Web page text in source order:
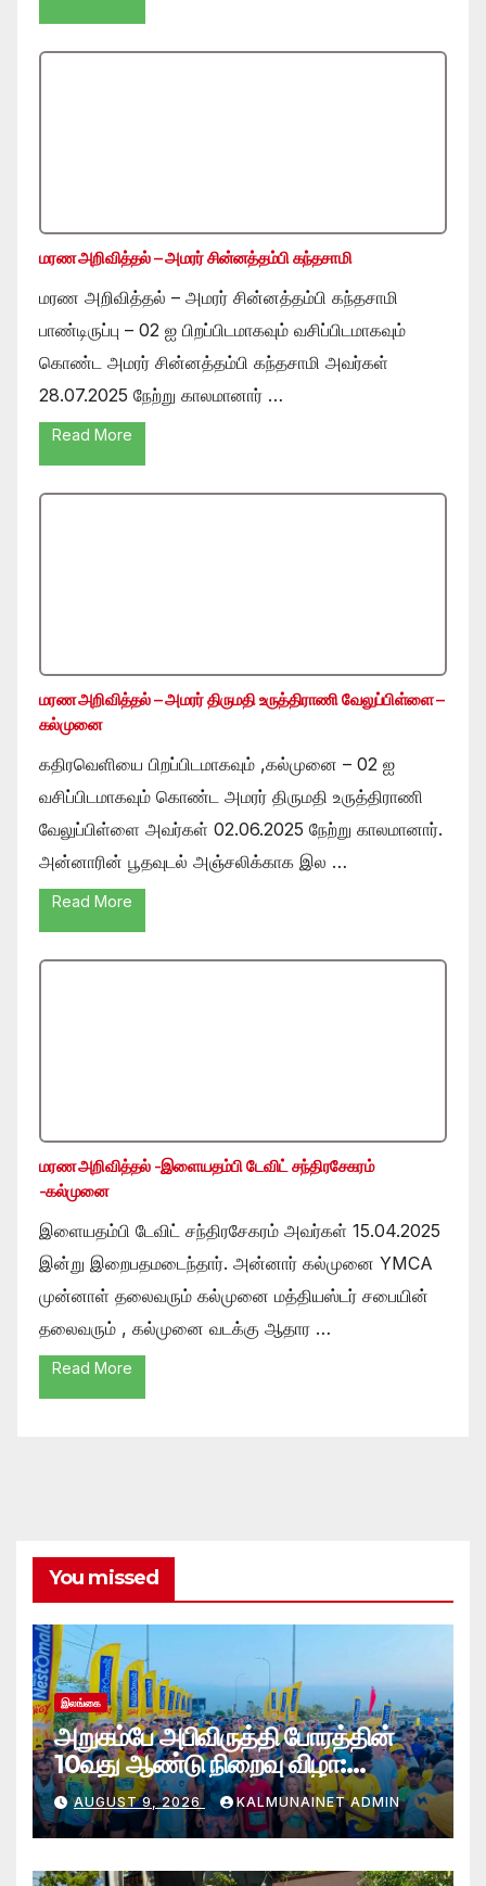
மரண அறிவித்தல் – அமரர் சின்னத்தம்பி கந்தசாமி
மரண அறிவித்தல் – அமரர் சின்னத்தம்பி கந்தசாமி
பாண்டிருப்பு – 02 ஐ பிறப்பிடமாகவும் வசிப்பிடமாகவும்
கொண்ட அமரர் சின்னத்தம்பி கந்தசாமி அவர்கள்
28.07.2025 நேற்று காலமானார் …
Read More
மரண அறிவித்தல் – அமரர் திருமதி உருத்திராணி வேலுப்பிள்ளை –
கல்முனை
கதிரவெளியை பிறப்பிடமாகவும் ,கல்முனை – 02 ஐ
வசிப்பிடமாகவும் கொண்ட அமரர் திருமதி உருத்திராணி
வேலுப்பிள்ளை அவர்கள் 02.06.2025 நேற்று காலமானார்.
அன்னாரின் பூதவுடல் அஞ்சலிக்காக இல …
Read More
மரண அறிவித்தல் -இளையதம்பி டேவிட் சந்திரசேகரம்
-கல்முனை
இளையதம்பி டேவிட் சந்திரசேகரம் அவர்கள் 15.04.2025
இன்று இறைபதமடைந்தார். அன்னார் கல்முனை YMCA
முன்னாள் தலைவரும் கல்முனை மத்தியஸ்டர் சபையின்
தலைவரும் , கல்முனை வடக்கு ஆதார …
Read More
You missed
இலங்கை
அறுகம்பே அபிவிருத்தி போரத்தின்
10வது ஆண்டு நிறைவு விழா:
அறுகம்பே அரை மரதன் ஓட்டத்தில்
இலங்கை சிவராஜன் முதலிடம்!
AUGUST 9, 2026 KALMUNAINET ADMIN